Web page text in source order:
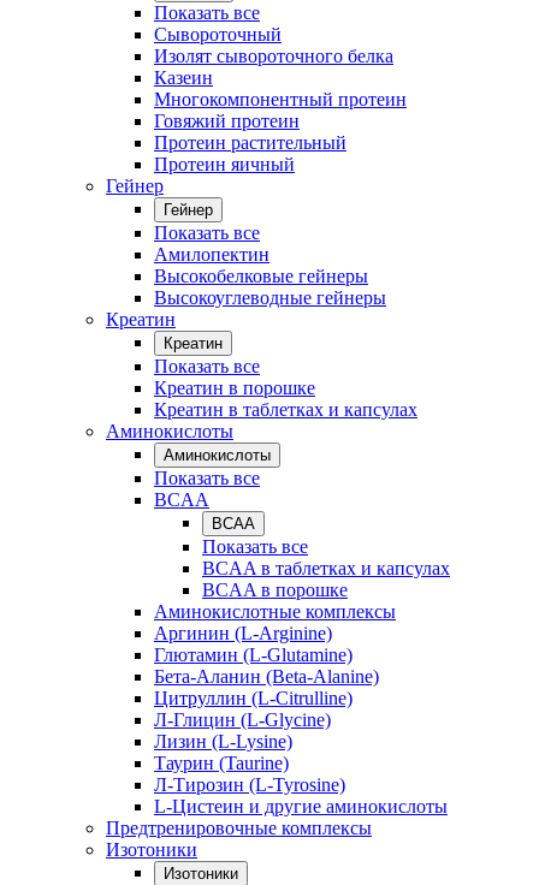
Показать все
Сывороточный
Изолят сывороточного белка
Казеин
Многокомпонентный протеин
Говяжий протеин
Протеин растительный
Протеин яичный
Гейнер
Гейнер
Показать все
Амилопектин
Высокобелковые гейнеры
Высокоуглеводные гейнеры
Креатин
Креатин
Показать все
Креатин в порошке
Креатин в таблетках и капсулах
Аминокислоты
Аминокислоты
Показать все
BCAA
BCAA
Показать все
BCAA в таблетках и капсулах
BCAA в порошке
Аминокислотные комплексы
Аргинин (L-Arginine)
Глютамин (L-Glutamine)
Бета-Аланин (Beta-Alanine)
Цитруллин (L-Citrulline)
Л-Глицин (L-Glycine)
Лизин (L-Lysine)
Таурин (Taurine)
Л-Тирозин (L-Tyrosine)
L-Цистеин и другие аминокислоты
Предтренировочные комплексы
Изотоники
Изотоники